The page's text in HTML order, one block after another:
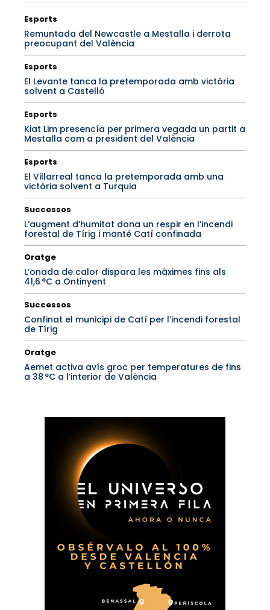
Esports
Remuntada del Newcastle a Mestalla i derrota
preocupant del València
Esports
El Levante tanca la pretemporada amb victòria
solvent a Castelló
Esports
Kiat Lim presencía per primera vegada un partit a
Mestalla com a president del València
Esports
El Villarreal tanca la pretemporada amb una
victòria solvent a Turquia
Successos
L’augment d’humitat dona un respir en l’incendi
forestal de Tírig i manté Catí confinada
Oratge
L’onada de calor dispara les màximes fins als
41,6 °C a Ontinyent
Successos
Confinat el municipi de Catí per l’incendi forestal
de Tírig
Oratge
Aemet activa avís groc per temperatures de fins
a 38 °C a l’interior de València